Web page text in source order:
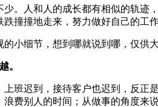
。人和人的成长都有相似的轨迹
撞撞地走来，努力做好自己的工
小细节，想到哪就说到哪，仅供大
。
班迟到，接待客户也迟到，反正
费别人的时间；从做事的角度来